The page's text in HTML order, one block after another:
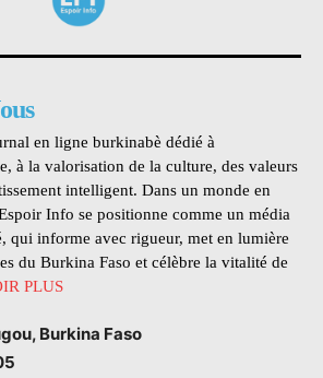
en ligne burkinabè dédié à
à la valorisation de la culture, des valeurs
intelligent. Dans un monde en
Info se positionne comme un média
qui informe avec rigueur, met en lumière
du Burkina Faso et célèbre la vitalité de
PLUS
Burkina Faso